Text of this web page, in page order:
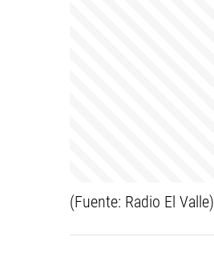
(Fuente: Radio El Valle)